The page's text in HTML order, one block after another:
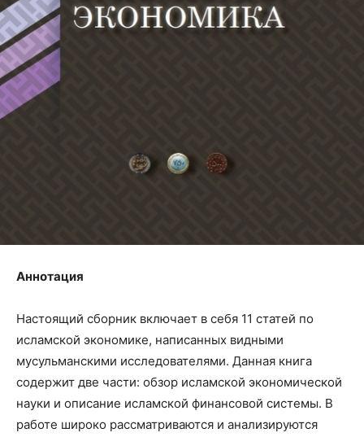
Аннотация
Настоящий сборник включает в себя 11 статей по
исламской экономике, написанных видными
мусульманскими исследователями. Данная книга
содержит две части: обзор исламской экономической
науки и описание исламской финансовой системы. В
работе широко рассматриваются и анализируются